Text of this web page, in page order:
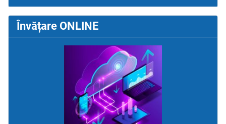
Învățare ONLINE